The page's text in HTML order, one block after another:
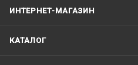
ИНТЕРНЕТ-МАГАЗИН
КАТАЛОГ